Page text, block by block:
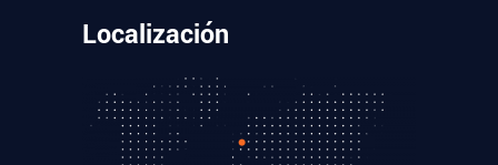
Localización